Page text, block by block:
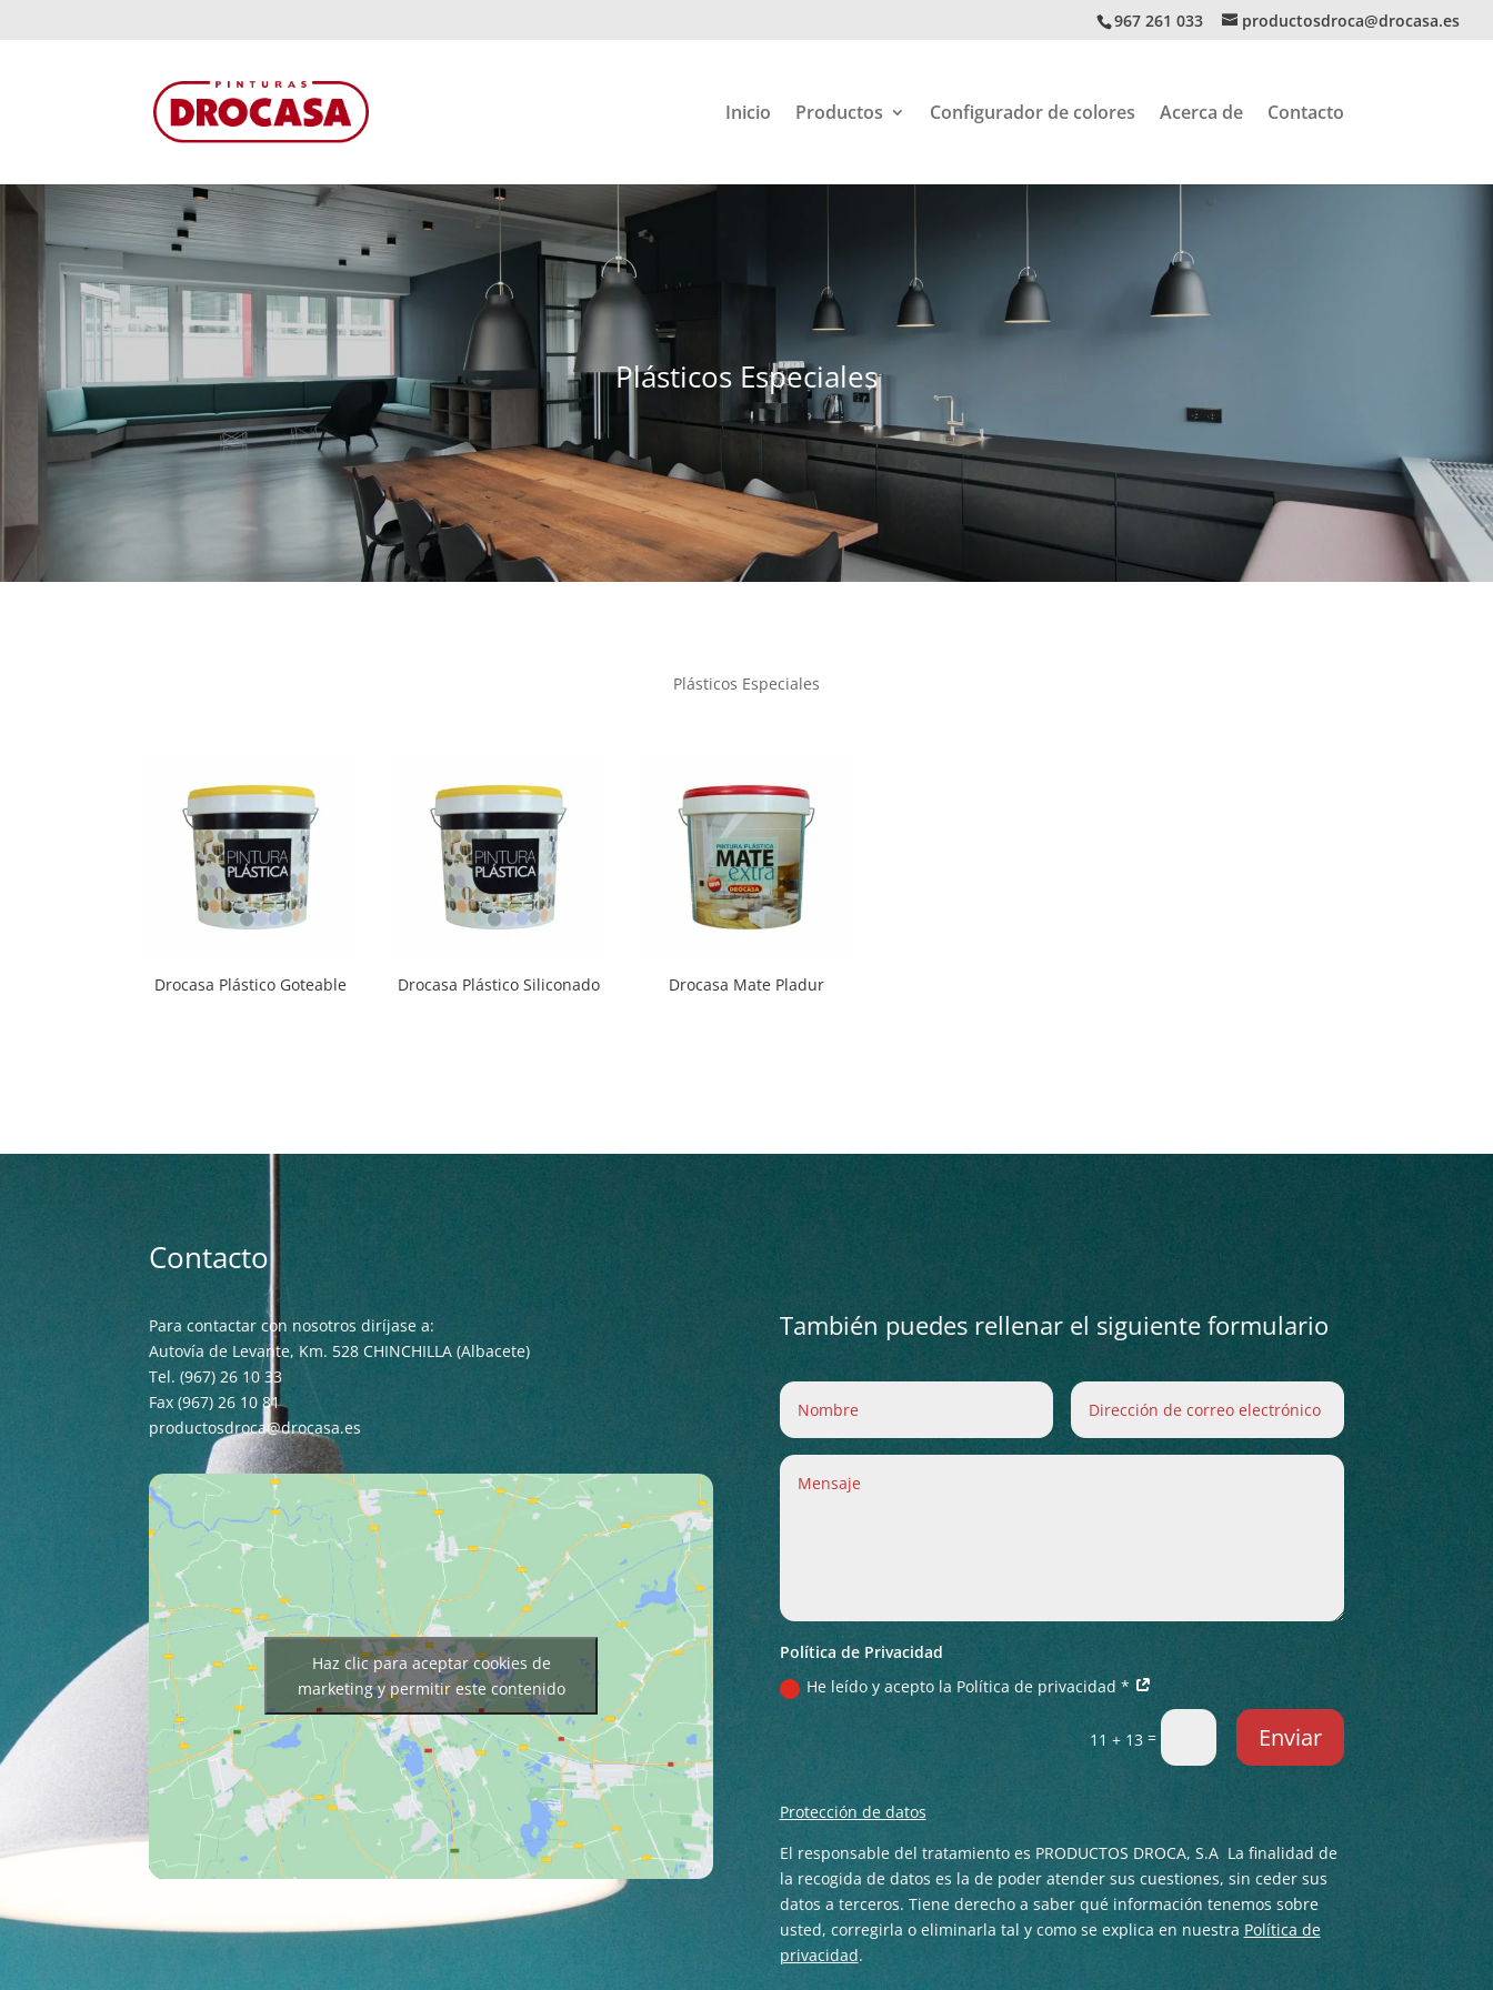
967 261 033 productosdroca@drocasa.es
Inicio Productos Configurador de colores Acerca de Contacto
Plásticos Especiales
Plásticos Especiales
Drocasa Plástico Goteable Drocasa Plástico Siliconado Drocasa Mate Pladur
Contacto
Para contactar con nosotros diríjase a:
Autovía de Levante, Km. 528 CHINCHILLA (Albacete)
Tel. (967) 26 10 33
Fax (967) 26 10 81
productosdroca@drocasa.es
Haz clic para aceptar cookies de
marketing y permitir este contenido
También puedes rellenar el siguiente formulario
Política de Privacidad
He leído y acepto la Política de privacidad *
11 + 13= Enviar
Protección de datos
El responsable del tratamiento es PRODUCTOS DROCA, S.A La finalidad de
la recogida de datos es la de poder atender sus cuestiones, sin ceder sus
datos a terceros. Tiene derecho a saber qué información tenemos sobre
usted, corregirla o eliminarla tal y como se explica en nuestra Política de
privacidad.